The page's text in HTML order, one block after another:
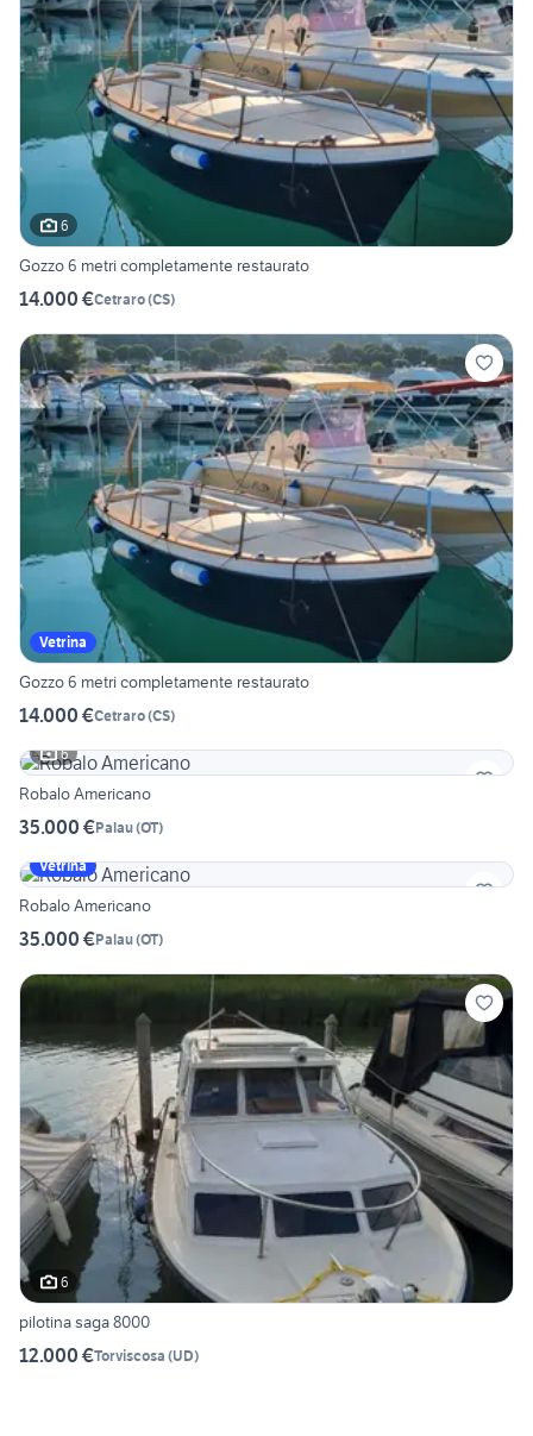
6
Gozzo 6 metri completamente restaurato
14.000 €Cetraro(CS)
Vetrina
Gozzo 6 metri completamente restaurato
14.000 €Cetraro(CS)
6
Robalo Americano
35.000 €Palau(OT)
Vetrina
Robalo Americano
35.000 €Palau(OT)
6
pilotina saga 8000
12.000 €Torviscosa (UD)